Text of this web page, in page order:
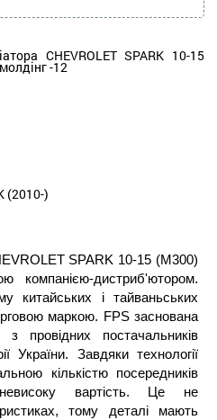
CHEVROLET SPARK 10-15
-12
(2010-)
SPARK 10-15 (M300)
компанією-дистриб'ютором.
китайських і тайваньських
маркою. FPS заснована
постачальників
України. Завдяки технології
кількістю посередників
вартість. Це не
тому деталі мають